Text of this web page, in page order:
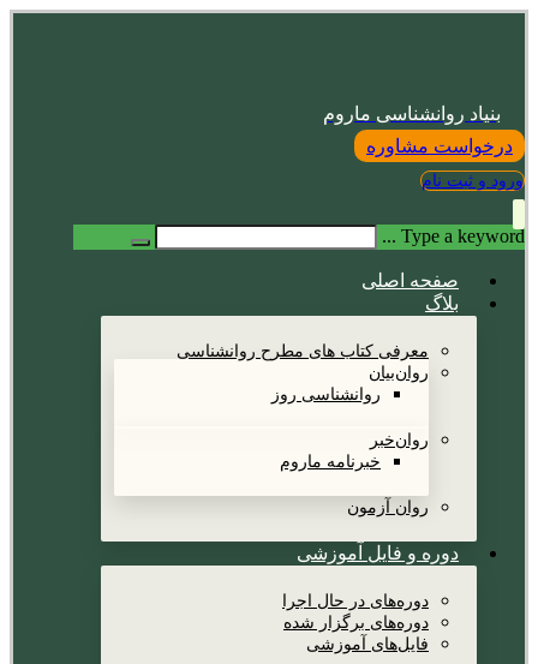
بنیاد روانشناسی ماروم
درخواست مشاوره
ورود و ثبت نام
Type a keyword ...
صفحه اصلی
بلاگ
معرفی کتاب های مطرح روانشناسی
روان‌بیان
روانشناسی روز
روان‌خبر
خبرنامه ماروم
روان آزمون
دوره و فایل آموزشی
دوره‌های در حال اجرا
دوره‌های برگزار شده
فایل‌های آموزشی